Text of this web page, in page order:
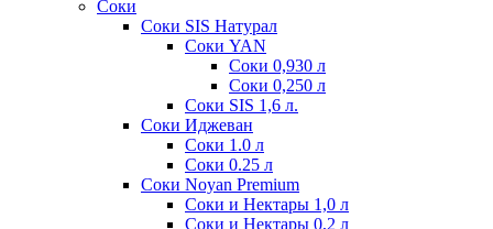
Соки
Соки SIS Натурал
Соки YAN
Соки 0,930 л
Соки 0,250 л
Соки SIS 1,6 л.
Соки Иджеван
Соки 1.0 л
Соки 0.25 л
Соки Noyan Premium
Соки и Нектары 1,0 л
Соки и Нектары 0,2 л